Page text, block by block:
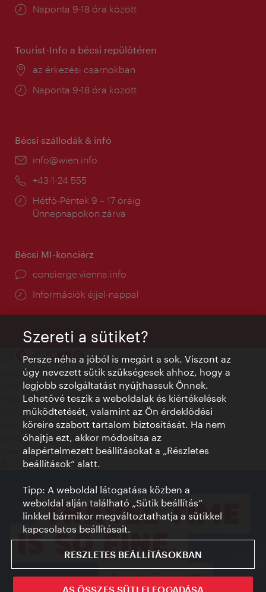
Nyitva
Naponta 9-18 óra között
Tourist-Info a bécsi repülőtéren
Helyszín:
az érkezési csarnokban
Nyitva
Naponta 9-18 óra között
Bécsi szállodák & infó
E-
info@wien.info
Telefon:
+43-1-24 555
Nyitva
tartás:
Hétfő-Péntek 9 – 17 óráig
Ünnepnapokon zárva
Bécsi MI-konciérz
concierge.vienna.info
Információk éjjel-nappal
Kapcsolat
Credits
Adatvédelmi nyilatkozat
Terms of Use
Megközelíthetőség
Sajtókapcsolat
Sütik beállítása
© Copyright WienTourismus
Szereti a sütiket?
Persze néha a jóból is megárt a sok. Viszont az
úgy nevezett sütik szükségesek ahhoz, hogy a
legjobb szolgáltatást nyújthassuk Önnek.
Lehetővé teszik a weboldalak és kiértékelések
működtetését, valamint az Ön érdeklődési
köreire szabott tartalom biztosítását. Ha nem
óhajtja ezt, akkor módosítsa az
alapértelmezett beállításokat a „Részletes
beállítások“ alatt.
Tipp: A weboldal látogatása közben a
weboldal alján található „Sütik beállítás”
linkkel bármikor megváltoztathatja a sütikkel
kapcsolatos beállításait.
RESZLETES BEÁLLÍTÁSOKBAN
AS ÖSSZES SÜTI ELFOGADÁSA